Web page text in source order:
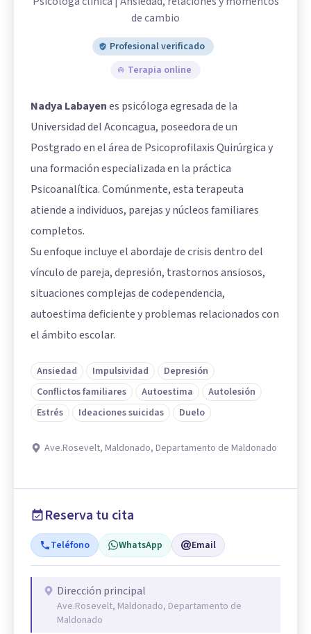
de cambio
Profesional verificado
Terapia online
Nadya Labayenes psicóloga egresada de la
Universidad del Aconcagua, poseedora de un
Postgrado en el área de Psicoprofilaxis Quirúrgica y
una formación especializada en la práctica
Psicoanalítica. Comúnmente, esta terapeuta
atiende a individuos, parejas y núcleos familiares
completos.
Su enfoque incluye el abordaje de crisis dentro del
vínculo de pareja, depresión, trastornos ansiosos,
situaciones complejas de codependencia,
autoestima deficiente y problemas relacionados con
el ámbito escolar.
Ansiedad Impulsividad
Depresión
Conflictos familiares
Autoestima
Autolesión
Estrés
Ideaciones suicidas Duelo
Ave.Rosevelt, Maldonado, Departamento de Maldonado
Reserva tu cita
Teléfono WhatsApp Email
Dirección principal
Ave.Rosevelt, Maldonado, Departamento de
Maldonado